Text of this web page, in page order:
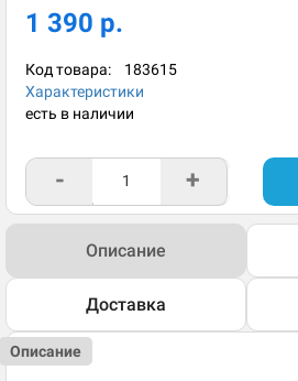
1 390 р.
Код товара: 183615
Характеристики
есть в наличии
- +
Описание
Доставка
Описание